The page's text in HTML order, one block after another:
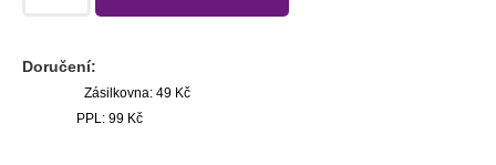
Doručení:
Zásilkovna: 49 Kč
PPL: 99 Kč